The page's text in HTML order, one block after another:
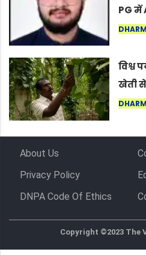
PG में
शहर
विश्व
खेती
बढ़कर
About Us
Privacy Policy
DNPA Code Of Ethics
Copyright ©2023 The